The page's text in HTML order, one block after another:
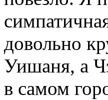
довольно
Уишаня, а
в самом